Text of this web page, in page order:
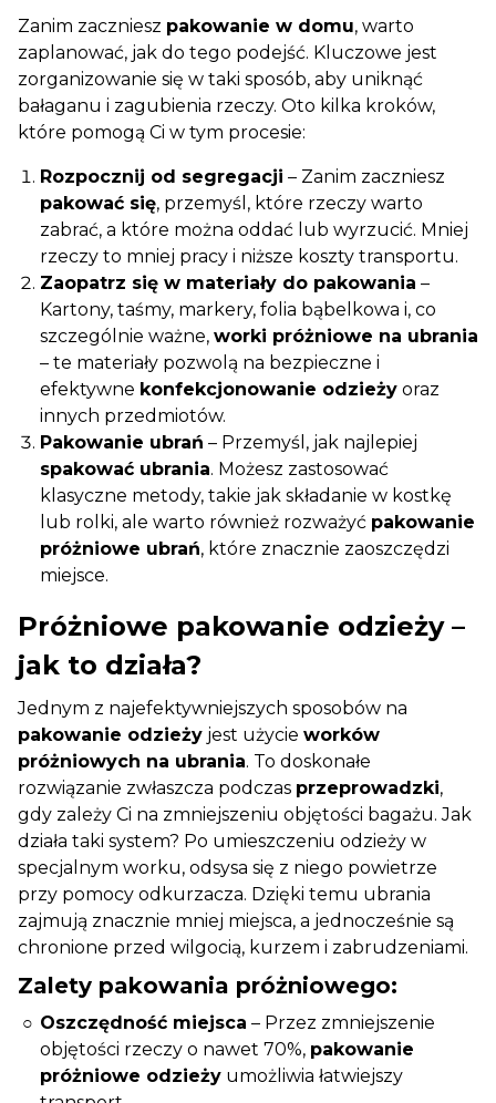
Zanim zaczniesz pakowanie w domu, warto
zaplanować, jak do tego podejść. Kluczowe jest
zorganizowanie się w taki sposób, aby uniknąć
bałaganu i zagubienia rzeczy. Oto kilka kroków,
które pomogą Ci w tym procesie:
Rozpocznij od segregacji – Zanim zaczniesz
pakować się, przemyśl, które rzeczy warto
zabrać, a które można oddać lub wyrzucić. Mniej
rzeczy to mniej pracy i niższe koszty transportu.
Zaopatrz się w materiały do pakowania –
Kartony, taśmy, markery, folia bąbelkowa i, co
szczególnie ważne, worki próżniowe na ubrania
– te materiały pozwolą na bezpieczne i
efektywne konfekcjonowanie odzieży oraz
innych przedmiotów.
Pakowanie ubrań – Przemyśl, jak najlepiej
spakować ubrania. Możesz zastosować
klasyczne metody, takie jak składanie w kostkę
lub rolki, ale warto również rozważyć pakowanie
próżniowe ubrań, które znacznie zaoszczędzi
miejsce.
Próżniowe pakowanie odzieży –
jak to działa?
Jednym z najefektywniejszych sposobów na
pakowanie odzieży jest użycie worków
próżniowych na ubrania. To doskonałe
rozwiązanie zwłaszcza podczas przeprowadzki,
gdy zależy Ci na zmniejszeniu objętości bagażu. Jak
działa taki system? Po umieszczeniu odzieży w
specjalnym worku, odsysa się z niego powietrze
przy pomocy odkurzacza. Dzięki temu ubrania
zajmują znacznie mniej miejsca, a jednocześnie są
chronione przed wilgocią, kurzem i zabrudzeniami.
Zalety pakowania próżniowego:
Oszczędność miejsca – Przez zmniejszenie
objętości rzeczy o nawet 70%, pakowanie
próżniowe odzieży umożliwia łatwiejszy